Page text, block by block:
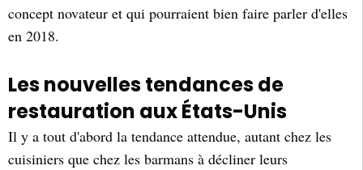
concept novateur et qui pourraient bien faire parler d'elles
en 2018.
Les nouvelles tendances de
restauration aux États-Unis
Il y a tout d'abord la tendance attendue, autant chez les
cuisiniers que chez les barmans à décliner leurs